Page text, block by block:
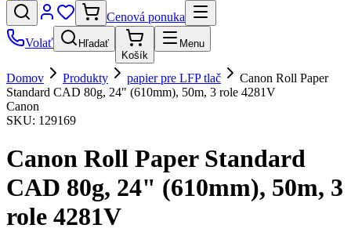
Cenová ponuka
Volať
Hľadať
Košík
Menu
Domov Produkty papier pre LFP tlač
Canon Roll Paper
Standard CAD 80g, 24" (610mm), 50m, 3 role 4281V
Canon
SKU: 129169
Canon Roll Paper Standard
CAD 80g, 24" (610mm), 50m, 3
role 4281V